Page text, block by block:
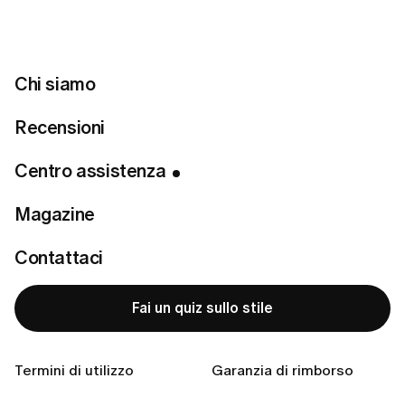
Chi siamo
Recensioni
Centro assistenza
Magazine
Contattaci
Fai un quiz sullo stile
Termini di utilizzo Garanzia di rimborso
Related articles
Come effettuare un ordine su LUMI?
Come posso tracciare il mio ordine?
Come posso ricevere le istruzioni per il reso?
In quali paesi spedite?
Posso modificare o annullare il mio ordine dopo averlo
effettuato?
Come posso restituire un articolo che non mi veste